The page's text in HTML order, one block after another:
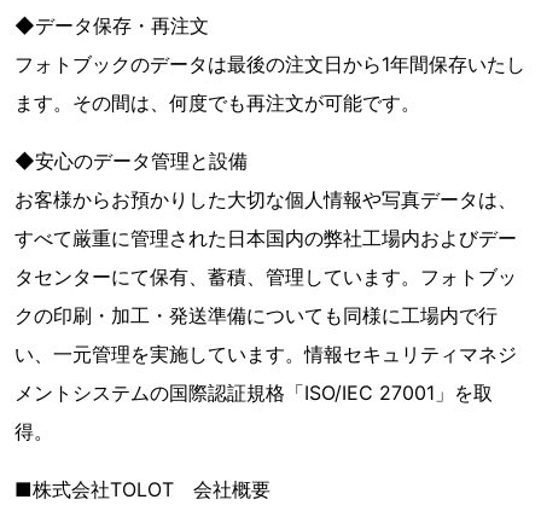
◆データ保存・再注文
フォトブックのデータは最後の注文日から1年間保存いたし
ます。その間は、何度でも再注文が可能です。
◆安心のデータ管理と設備
お客様からお預かりした大切な個人情報や写真データは、
すべて厳重に管理された日本国内の弊社工場内およびデー
タセンターにて保有、蓄積、管理しています。フォトブッ
クの印刷・加工・発送準備についても同様に工場内で行
い、一元管理を実施しています。情報セキュリティマネジ
メントシステムの国際認証規格「ISO/IEC 27001」を取
得。
■株式会社TOLOT 会社概要